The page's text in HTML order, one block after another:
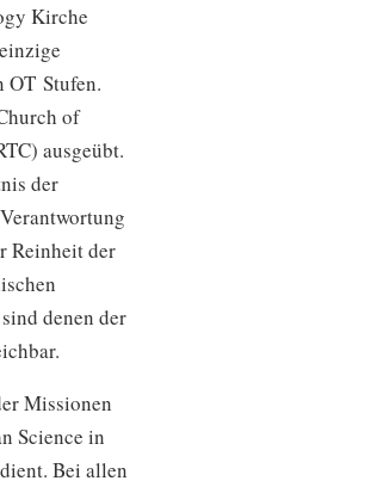
Kirche
Stufen.
of
ausgeübt.
der
Reinheit der
denen der
Missionen
Science in
Bei allen